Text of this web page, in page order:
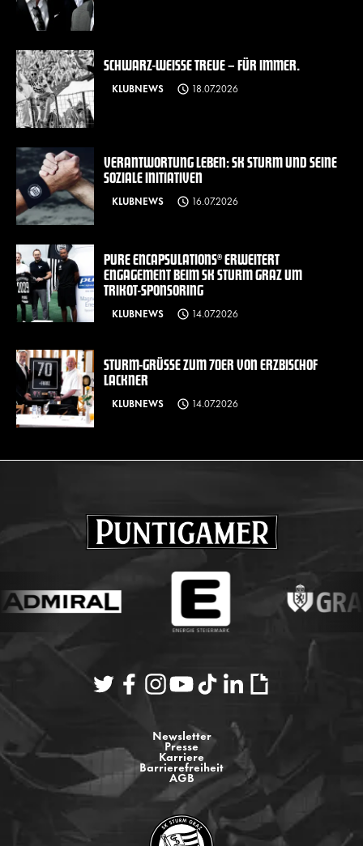
SCHWARZ-WEISSE TREUE – FÜR IMMER.
KLUBNEWS 18.07.2026
VERANTWORTUNG LEBEN: SK STURM UND SEINE
SOZIALE INITIATIVEN
KLUBNEWS 16.07.2026
PURE ENCAPSULATIONS® ERWEITERT
ENGAGEMENT BEIM SK STURM GRAZ UM
TRIKOT-SPONSORING
KLUBNEWS 14.07.2026
STURM-GRÜSSE ZUM 70ER VON ERZBISCHOF L
ACKNER
KLUBNEWS 14.07.2026
Newsletter
Presse
Karriere
Barrierefreiheit
AGB